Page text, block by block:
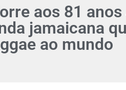
aos 81
jamaicana
ao mundo